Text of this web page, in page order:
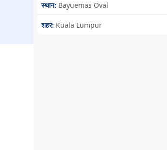
स्थान: Bayuemas Oval
शहर: Kuala Lumpur